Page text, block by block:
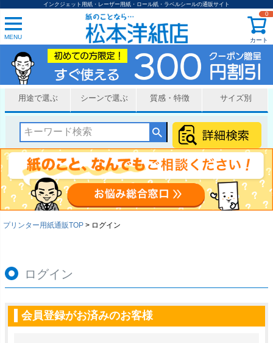
インクジェット用紙・レーザー用紙・ロール紙・ラベルシールの通販サイト
MENU カート
0
用途で選ぶ シーンで選ぶ 質感・特徴 サイズ別
プリンター用紙通販TOP ログイン
ログイン
会員登録がお済みのお客様